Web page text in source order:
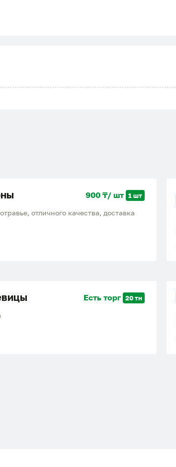
900 ₸/ шт 1 шт
отличного качества, доставка
Есть торг 20 тн